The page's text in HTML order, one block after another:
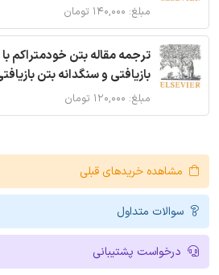
مبلغ: ۱۴۰,۰۰۰ تومان
ترجمه مقاله بتن خودمتراکم با
بازیافتی و سنگدانه بتن
مبلغ: ۱۲۰,۰۰۰ تومان
مشاهده خریدهای قبلی
سوالات متداول
درخواست پشتیبانی